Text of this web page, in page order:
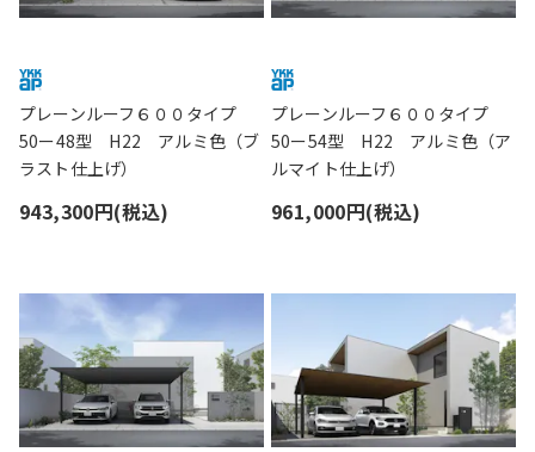
プレーンルーフ６００タイプ
50ー48型 H22 アルミ色（ブ
ラスト仕上げ）
943,300円(税込)
プレーンルーフ６００タイプ
50ー54型 H22 アルミ色（ア
ルマイト仕上げ）
961,000円(税込)